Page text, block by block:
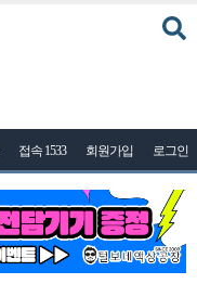
접속 1533 회원가입 로그인